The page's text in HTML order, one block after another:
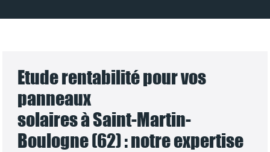
Etude rentabilité pour vos
panneaux
solaires à Saint-Martin-
Boulogne (62) : notre expertise